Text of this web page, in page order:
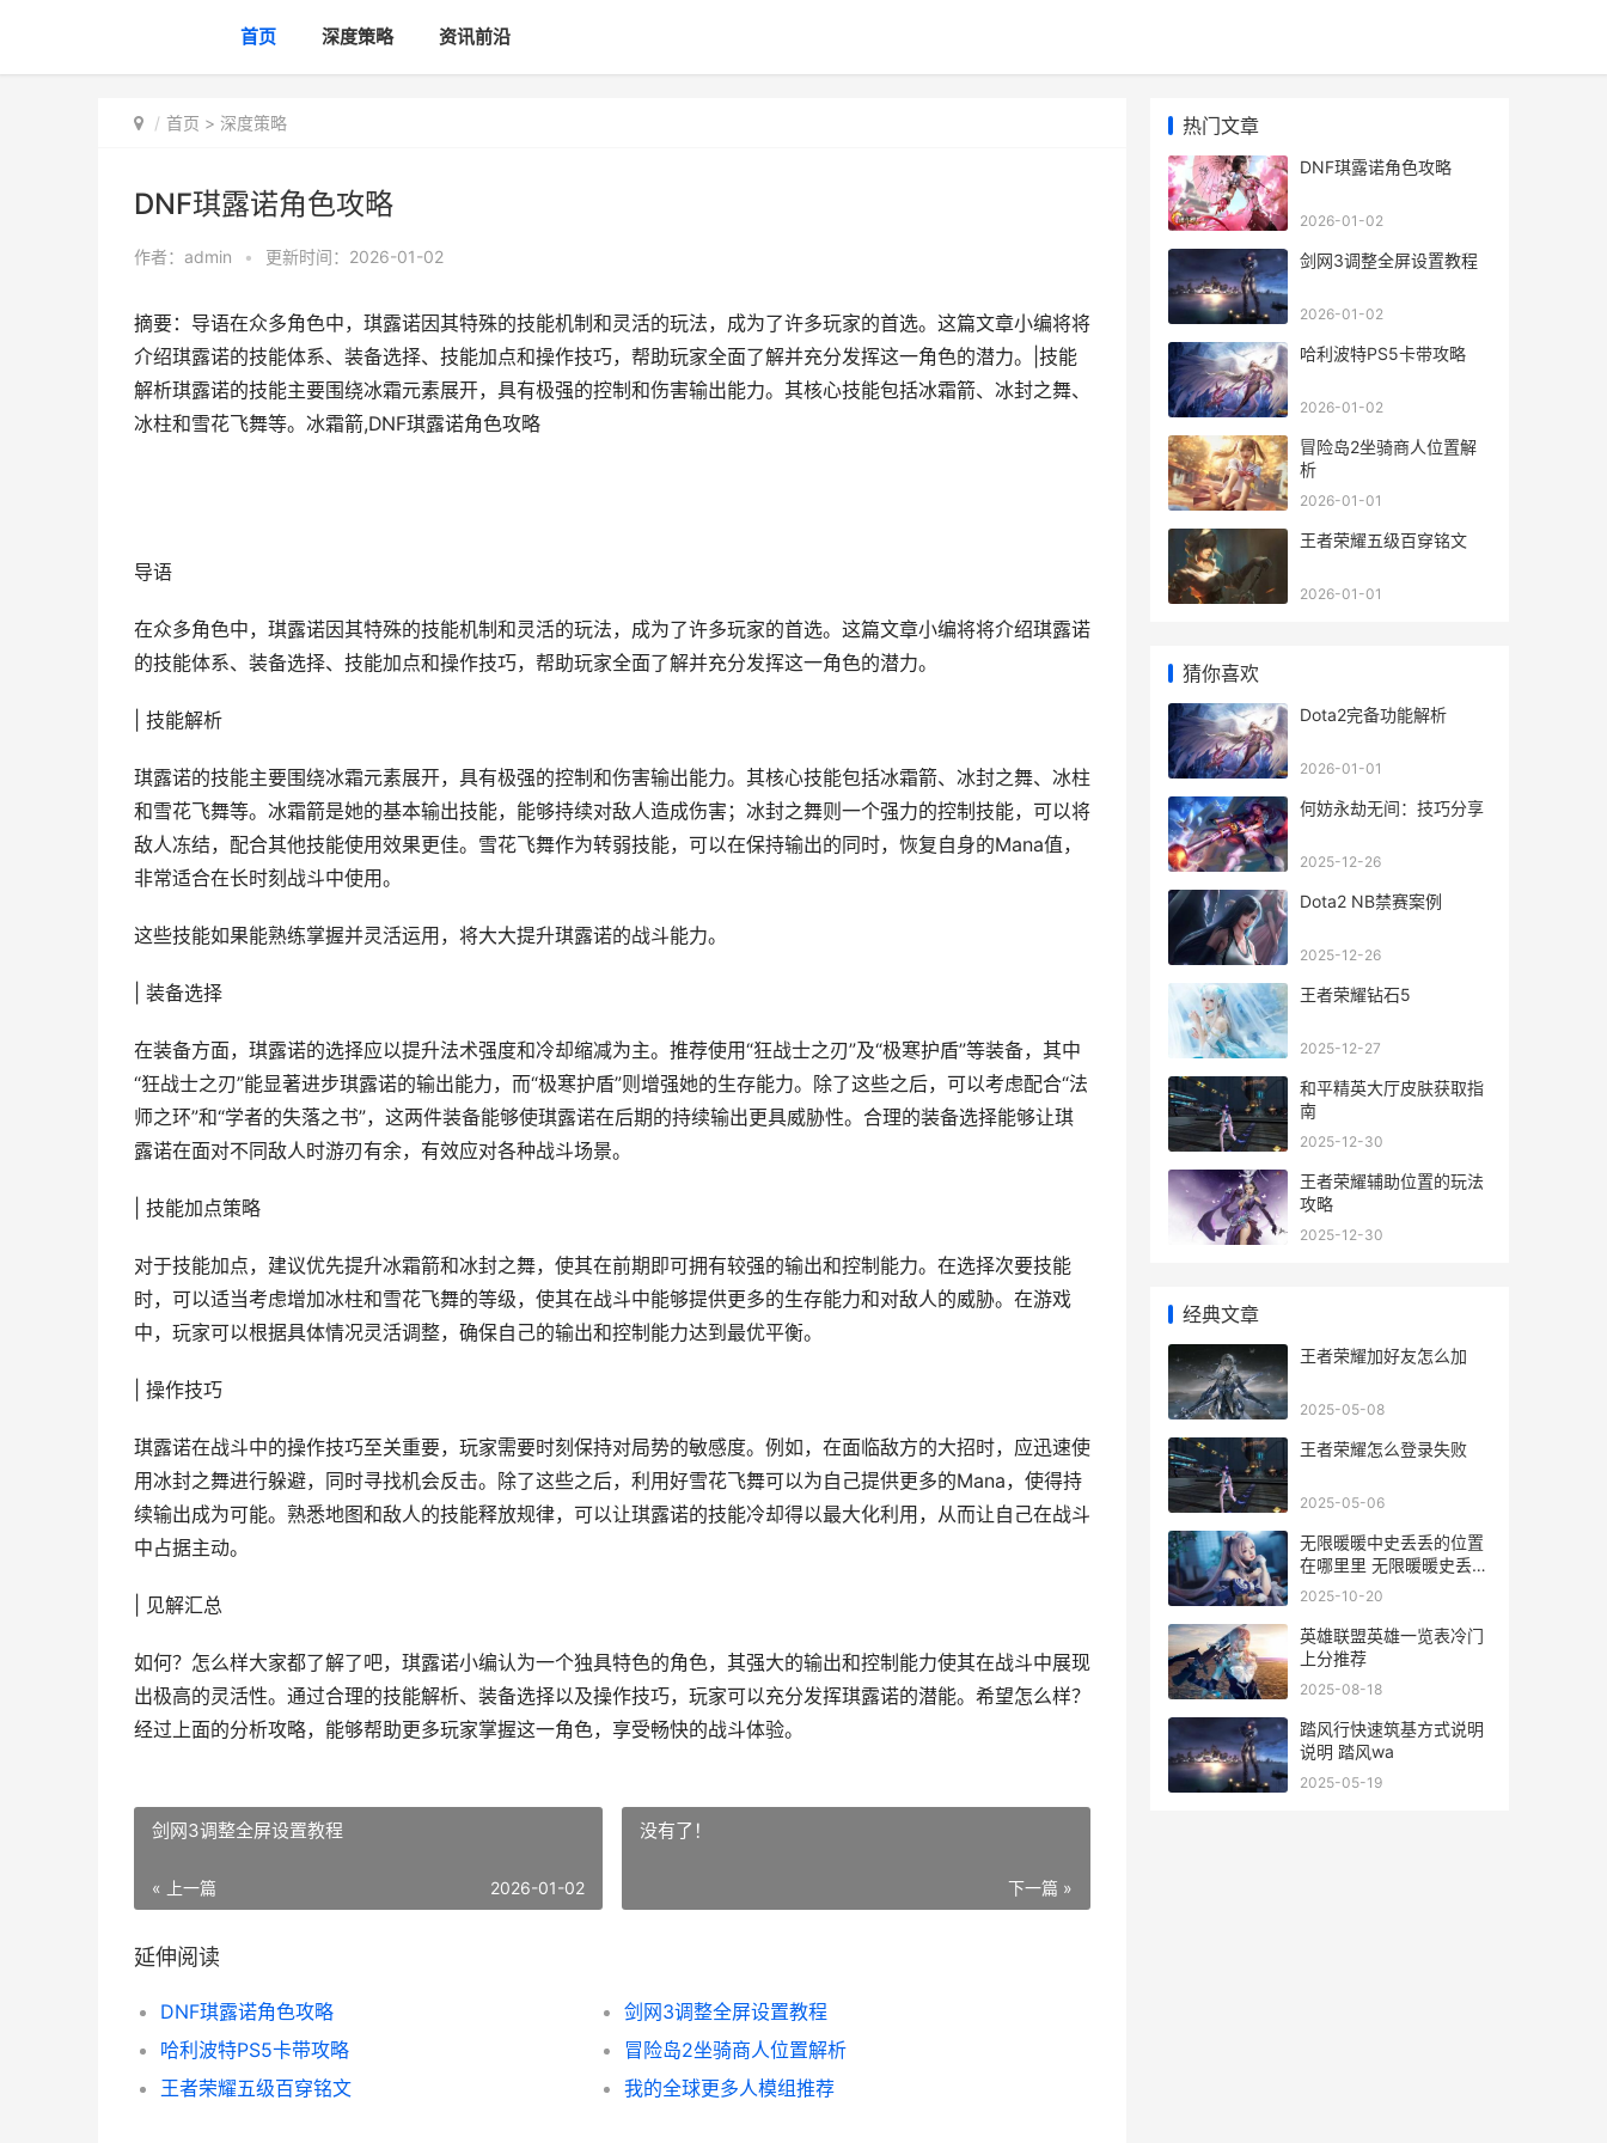
首页 深度策略 资讯前沿
首页 > 深度策略
DNF琪露诺角色攻略
作者： admin • 更新时间：2026-01-02
摘要：导语在众多角色中，琪露诺因其特殊的技能机制和灵活的玩法，成为了许多玩家的首选。这篇文章小编将将
介绍琪露诺的技能体系、装备选择、技能加点和操作技巧，帮助玩家全面了解并充分发挥这一角色的潜力。|技能
解析琪露诺的技能主要围绕冰霜元素展开，具有极强的控制和伤害输出能力。其核心技能包括冰霜箭、冰封之舞、
冰柱和雪花飞舞等。冰霜箭,DNF琪露诺角色攻略
导语
在众多角色中，琪露诺因其特殊的技能机制和灵活的玩法，成为了许多玩家的首选。这篇文章小编将将介绍琪露诺
的技能体系、装备选择、技能加点和操作技巧，帮助玩家全面了解并充分发挥这一角色的潜力。
| 技能解析
琪露诺的技能主要围绕冰霜元素展开，具有极强的控制和伤害输出能力。其核心技能包括冰霜箭、冰封之舞、冰柱
和雪花飞舞等。冰霜箭是她的基本输出技能，能够持续对敌人造成伤害；冰封之舞则一个强力的控制技能，可以将
敌人冻结，配合其他技能使用效果更佳。雪花飞舞作为转弱技能，可以在保持输出的同时，恢复自身的Mana值，
非常适合在长时刻战斗中使用。
这些技能如果能熟练掌握并灵活运用，将大大提升琪露诺的战斗能力。
| 装备选择
在装备方面，琪露诺的选择应以提升法术强度和冷却缩减为主。推荐使用“狂战士之刃”及“极寒护盾”等装备，其中
“狂战士之刃”能显著进步琪露诺的输出能力，而“极寒护盾”则增强她的生存能力。除了这些之后，可以考虑配合“法
师之环”和“学者的失落之书”，这两件装备能够使琪露诺在后期的持续输出更具威胁性。合理的装备选择能够让琪
露诺在面对不同敌人时游刃有余，有效应对各种战斗场景。
| 技能加点策略
对于技能加点，建议优先提升冰霜箭和冰封之舞，使其在前期即可拥有较强的输出和控制能力。在选择次要技能
时，可以适当考虑增加冰柱和雪花飞舞的等级，使其在战斗中能够提供更多的生存能力和对敌人的威胁。在游戏
中，玩家可以根据具体情况灵活调整，确保自己的输出和控制能力达到最优平衡。
| 操作技巧
琪露诺在战斗中的操作技巧至关重要，玩家需要时刻保持对局势的敏感度。例如，在面临敌方的大招时，应迅速使
用冰封之舞进行躲避，同时寻找机会反击。除了这些之后，利用好雪花飞舞可以为自己提供更多的Mana，使得持
续输出成为可能。熟悉地图和敌人的技能释放规律，可以让琪露诺的技能冷却得以最大化利用，从而让自己在战斗
中占据主动。
| 见解汇总
如何？怎么样大家都了解了吧，琪露诺小编认为一个独具特色的角色，其强大的输出和控制能力使其在战斗中展现
出极高的灵活性。通过合理的技能解析、装备选择以及操作技巧，玩家可以充分发挥琪露诺的潜能。希望怎么样？
经过上面的分析攻略，能够帮助更多玩家掌握这一角色，享受畅快的战斗体验。
剑网3调整全屏设置教程
« 上一篇 2026-01-02
没有了！
下一篇 »
延伸阅读
DNF琪露诺角色攻略
剑网3调整全屏设置教程
哈利波特PS5卡带攻略
冒险岛2坐骑商人位置解析
王者荣耀五级百穿铭文
我的全球更多人模组推荐
热门文章
DNF琪露诺角色攻略
2026-01-02
剑网3调整全屏设置教程
2026-01-02
哈利波特PS5卡带攻略
2026-01-02
冒险岛2坐骑商人位置解
析
2026-01-01
王者荣耀五级百穿铭文
2026-01-01
猜你喜欢
Dota2完备功能解析
2026-01-01
何妨永劫无间：技巧分享
2025-12-26
Dota2 NB禁赛案例
2025-12-26
王者荣耀钻石5
2025-12-27
和平精英大厅皮肤获取指
南
2025-12-30
王者荣耀辅助位置的玩法
攻略
2025-12-30
经典文章
王者荣耀加好友怎么加
2025-05-08
王者荣耀怎么登录失败
2025-05-06
无限暖暖中史丢丢的位置
在哪里里 无限暖暖史丢丢
古壁迷失
2025-10-20
英雄联盟英雄一览表冷门
上分推荐
2025-08-18
踏风行快速筑基方式说明
说明 踏风wa
2025-05-19